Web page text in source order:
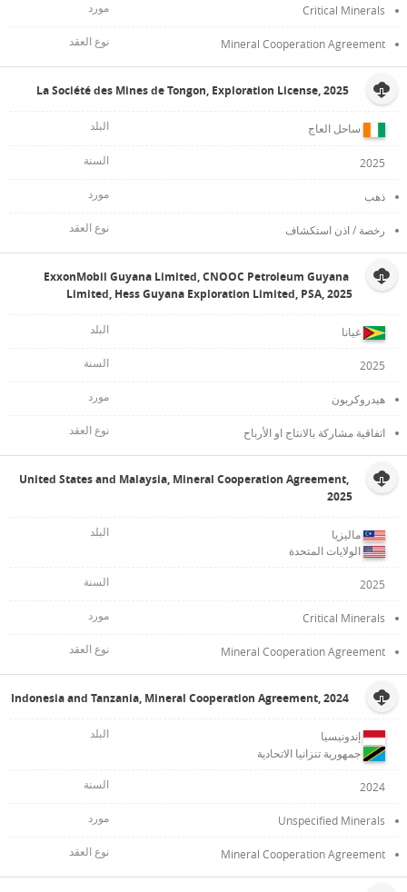
Critical Minerals
Mineral Cooperation Agreement
La Société des Mines de Tongon, Exploration License, 2025
ساحل العاج
2025
ذهب
رخصة / اذن استكشاف
ExxonMobil Guyana Limited, CNOOC Petroleum Guyana
Limited, Hess Guyana Exploration Limited, PSA, 2025
غيانا
2025
هيدروكربون
اتفاقية مشاركة بالانتاج او الأرباح
United States and Malaysia, Mineral Cooperation Agreement,
2025
ماليزيا
الولايات المتحدة
2025
Critical Minerals
Mineral Cooperation Agreement
Indonesia and Tanzania, Mineral Cooperation Agreement, 2024
إندونيسيا
جمهورية تنزانيا الاتحادية
2024
Unspecified Minerals
Mineral Cooperation Agreement